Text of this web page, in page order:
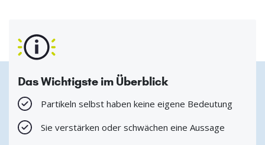
Das Wichtigste im Überblick
Partikeln selbst haben keine eigene Bedeutung
Sie verstärken oder schwächen eine Aussage